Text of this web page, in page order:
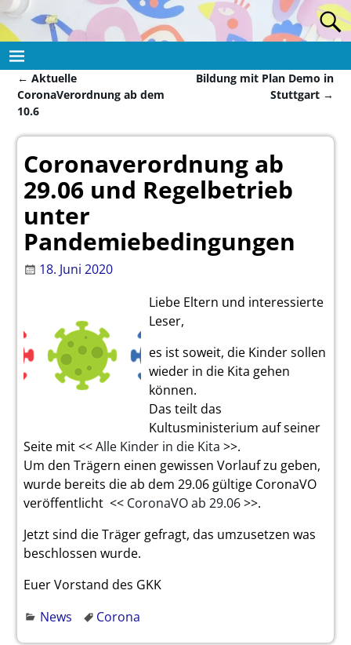
Artikelnavigation
← Aktuelle
CoronaVerordnung ab dem
10.6
Bildung mit Plan Demo in
Stuttgart →
Coronaverordnung ab
29.06 und Regelbetrieb
unter
Pandemiebedingungen
18. Juni 2020
Liebe Eltern und interessierte
Leser,
es ist soweit, die Kinder sollen
wieder in die Kita gehen
können.
Das teilt das
Kultusministerium auf seiner
Seite mit <<Alle Kinder in die Kita >>.
Um den Trägern einen gewissen Vorlauf zu geben,
wurde bereits die ab dem 29.06 gültige CoronaVO
veröffentlicht << CoronaVO ab 29.06>>.
Jetzt sind die Träger gefragt, das umzusetzen was
beschlossen wurde.
Euer Vorstand des GKK
News
Corona